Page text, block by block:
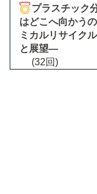
プラスチック
はどこへ向かう
ミカルリサイク
と展望―
(32回)